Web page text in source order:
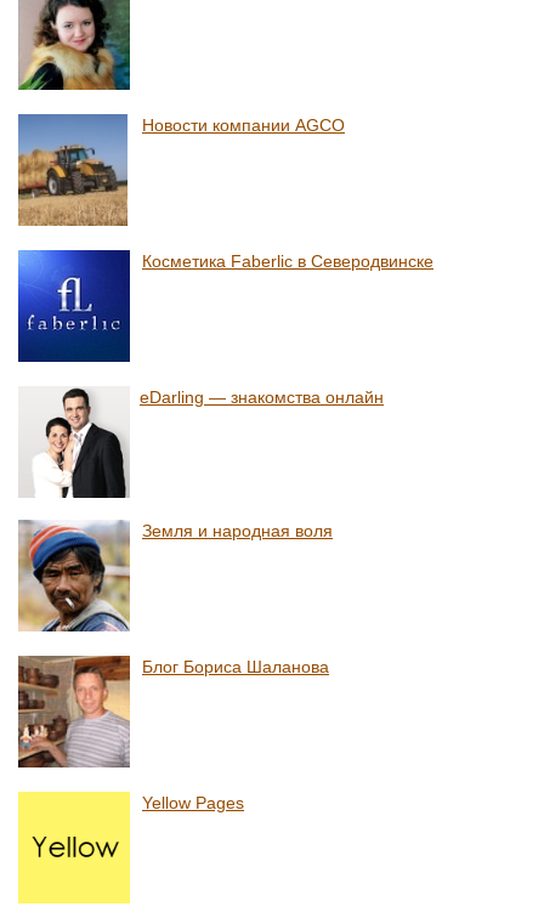
Новости компании AGCO
Косметика Faberlic в Северодвинске
eDarling — знакомства онлайн
Земля и народная воля
Блог Бориса Шаланова
Yellow Pages